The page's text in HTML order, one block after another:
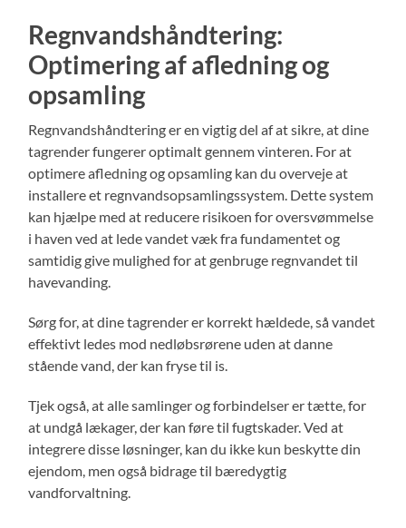
Regnvandshåndtering:
Optimering af afledning og
opsamling
Regnvandshåndtering er en vigtig del af at sikre, at dine
tagrender fungerer optimalt gennem vinteren. For at
optimere afledning og opsamling kan du overveje at
installere et regnvandsopsamlingssystem. Dette system
kan hjælpe med at reducere risikoen for oversvømmelse
i haven ved at lede vandet væk fra fundamentet og
samtidig give mulighed for at genbruge regnvandet til
havevanding.
Sørg for, at dine tagrender er korrekt hældede, så vandet
effektivt ledes mod nedløbsrørene uden at danne
stående vand, der kan fryse til is.
Tjek også, at alle samlinger og forbindelser er tætte, for
at undgå lækager, der kan føre til fugtskader. Ved at
integrere disse løsninger, kan du ikke kun beskytte din
ejendom, men også bidrage til bæredygtig
vandforvaltning.